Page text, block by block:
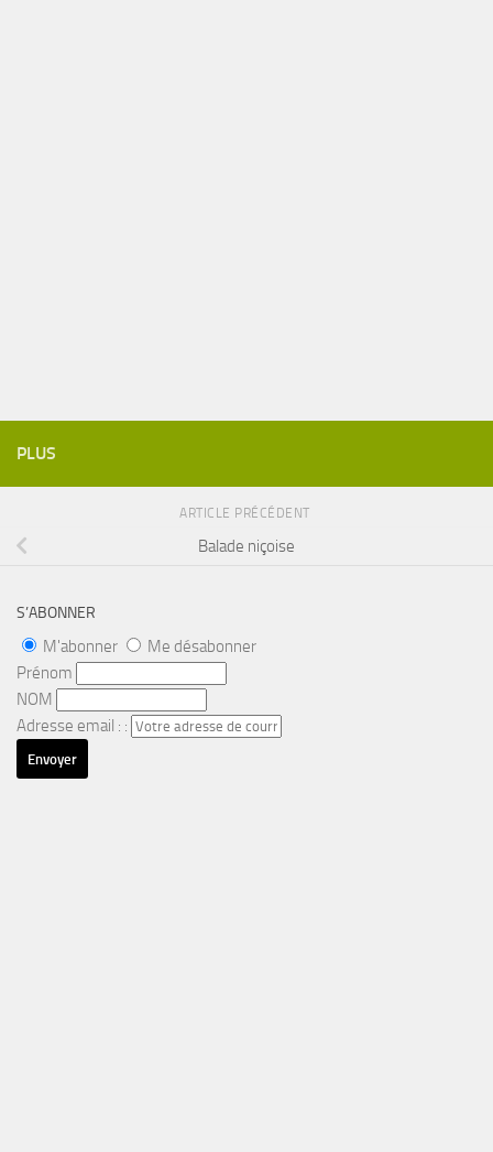
PLUS
ARTICLE PRÉCÉDENT
Balade niçoise
S’ABONNER
M'abonner
Me désabonner
Prénom
NOM
Adresse email : :